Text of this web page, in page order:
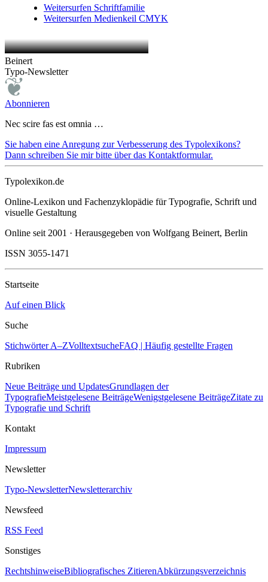
Weitersurfen Schriftfamilie
Weitersurfen Medienkeil CMYK
Beinert
Typo-Newsletter
Abonnieren
Nec scire fas est omnia …
Sie haben eine Anregung zur Verbesserung des Typolexikons?
Dann schreiben Sie mir bitte über das Kontaktformular.
Typolexikon.de
Online-Lexikon und Fachenzyklopädie für Typografie, Schrift und
visuelle Gestaltung
Online seit 2001 · Herausgegeben von Wolfgang Beinert, Berlin
ISSN 3055-1471
Startseite
Auf einen Blick
Suche
Stichwörter A–ZVolltextsucheFAQ | Häufig gestellte Fragen
Rubriken
Neue Beiträge und UpdatesGrundlagen der
TypografieMeistgelesene BeiträgeWenigstgelesene BeiträgeZitate zu
Typografie und Schrift
Kontakt
Impressum
Newsletter
Typo-NewsletterNewsletterarchiv
Newsfeed
RSS Feed
Sonstiges
RechtshinweiseBibliografisches ZitierenAbkürzungsverzeichnis